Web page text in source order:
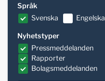
Språk
Svenska
Engelska
Nyhetstyper
Pressmeddelanden
Rapporter
Bolagsmeddelanden